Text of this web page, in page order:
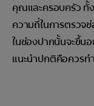
คุณและครอบครัว
ความถี่ในการตรวจ
ในช่องปากนั้นจะขึ้
แนะนำปกติคือควรท